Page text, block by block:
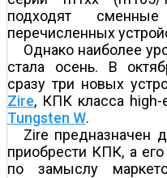
подходят
перечисленных
Однако наиболее
стала осень. В
сразу три новых
Zire, КПК класса high-
Tungsten W.
Zire предназначен
приобрести КПК, а
по замыслу